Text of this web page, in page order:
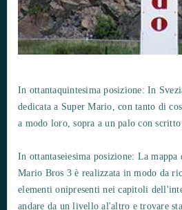
In ottantaquintesima posizione: In
dedicata a Super Mario, con tanto di
a modo loro, sopra a un palo con
In ottantaseiesima posizione: La
Mario Bros 3 è realizzata in modo da
elementi onipresenti nei capitoli
andare da un livello al'altro e trovare